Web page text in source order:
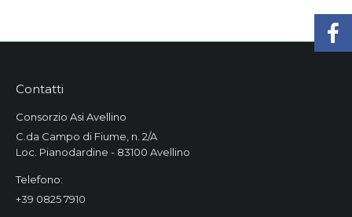
Contatti
Consorzio Asi Avellino
C.da Campo di Fiume, n. 2/A
Loc. Pianodardine - 83100 Avellino
Telefono:
+39 0825 7910